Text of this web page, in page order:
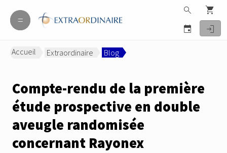
search
shopping_cart
event
login
=
=
Accueil Extraordinaire Blog
Compte-rendu de la première
étude prospective en double
aveugle randomisée
concernant Rayonex